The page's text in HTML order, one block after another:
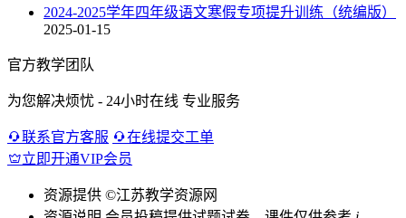
2024-2025学年四年级语文寒假专项提升训练（统编版）
2025-01-15
官方教学团队
为您解决烦忧 - 24小时在线 专业服务
联系官方客服
在线提交工单
立即开通VIP会员
资源提供 ©江苏教学资源网